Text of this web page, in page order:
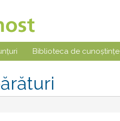
Biblioteca de cunoștințe